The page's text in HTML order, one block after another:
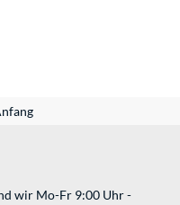
wir Mo-Fr 9:00 Uhr -